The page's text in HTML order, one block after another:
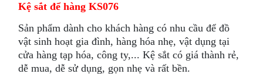
Kệ sắt để hàng KS076
Sản phẩm dành cho khách hàng có nhu cầu để đồ
vật sinh hoạt gia đình, hàng hóa nhẹ, vật dụng tại
cửa hàng tạp hóa, công ty,... Kệ sắt có giá thành rẻ,
dễ mua, dễ sử dụng, gọn nhẹ và rất bền.